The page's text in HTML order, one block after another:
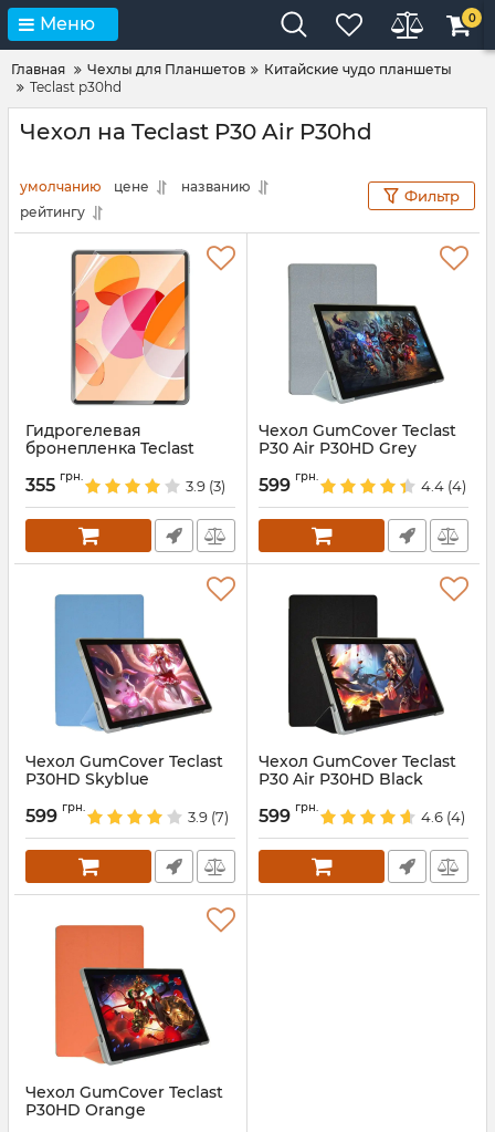
Меню 0
Главная Чехлы для Планшетов
Китайские чудо планшеты
Teclast p30hd
Чехол на Teclast P30 Air P30hd
умолчанию цене
названию
рейтингу
Фильтр
Гидрогелевая
бронепленка Teclast
Артикул: 68715
355 грн.
3.9 (3)
Чехол GumCover Teclast
P30 Air P30HD Grey
599 грн.
4.4 (4)
Чехол GumCover Teclast
P30HD Skyblue
599 грн.
3.9 (7)
Чехол GumCover Teclast
P30 Air P30HD Black
599 грн.
4.6 (4)
Чехол GumCover Teclast
P30HD Orange